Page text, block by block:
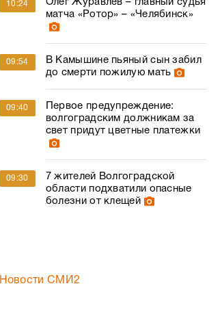
10:24
Олег Журавлёв – главный судья
матча «Ротор» – «Челябинск»
09:54
В Камышине пьяный сын забил
до смерти пожилую мать
09:40
Первое предупреждение:
волгоградским должникам за
свет придут цветные платежки
09:30
7 жителей Волгоградской
области подхватили опасные
болезни от клещей
Новости СМИ2